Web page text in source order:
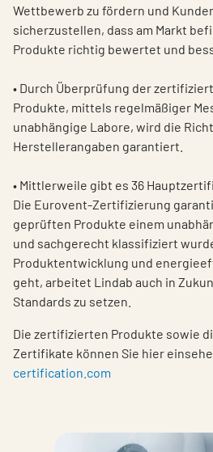
Wettbewerb zu fördern und
sicherzustellen, dass am Markt
Produkte richtig bewertet und
• Durch Überprüfung der
Produkte, mittels regelmäßiger
unabhängige Labore, wird die
Herstellerangaben garantiert.
• Mittlerweile gibt es 36
Die Eurovent-Zertifizierung
geprüften Produkte einem
und sachgerecht klassifiziert
Produktentwicklung und
geht, arbeitet Lindab auch in
Standards zu setzen.
Die zertifizierten Produkte sowie
Zertifikate können Sie hier
certification.com